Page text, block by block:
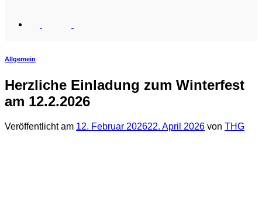
Allgemein
Herzliche Einladung zum Winterfest
am 12.2.2026
Veröffentlicht am 12. Februar 202622. April 2026 von THG